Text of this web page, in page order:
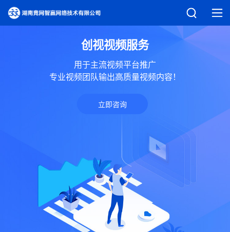
创视视频服务
用于主流视频平台推广
专业视频团队输出高质量视频内容！
立即咨询